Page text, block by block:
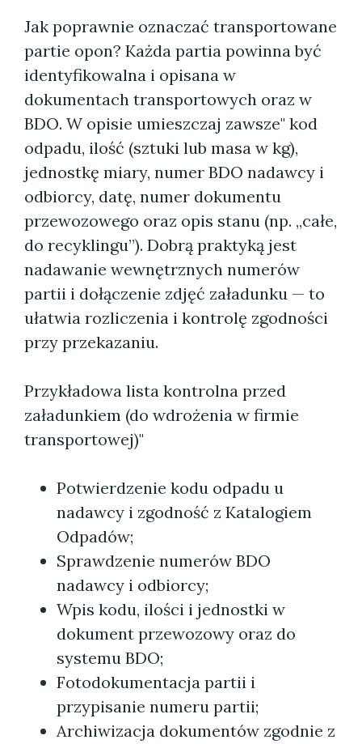
Jak poprawnie oznaczać transportowane
partie opon? Każda partia powinna być
identyfikowalna i opisana w
dokumentach transportowych oraz w
BDO. W opisie umieszczaj zawsze" kod
odpadu, ilość (sztuki lub masa w kg),
jednostkę miary, numer BDO nadawcy i
odbiorcy, datę, numer dokumentu
przewozowego oraz opis stanu (np. „całe,
do recyklingu”). Dobrą praktyką jest
nadawanie wewnętrznych numerów
partii i dołączenie zdjęć załadunku — to
ułatwia rozliczenia i kontrolę zgodności
przy przekazaniu.
Przykładowa lista kontrolna przed
załadunkiem (do wdrożenia w firmie
transportowej)"
Potwierdzenie kodu odpadu u
nadawcy i zgodność z Katalogiem
Odpadów;
Sprawdzenie numerów BDO
nadawcy i odbiorcy;
Wpis kodu, ilości i jednostki w
dokument przewozowy oraz do
systemu BDO;
Fotodokumentacja partii i
przypisanie numeru partii;
Archiwizacja dokumentów zgodnie z